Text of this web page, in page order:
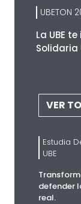
UBETON
La UBE
Solidaria
VER
Estudia
UBE
defender
real.